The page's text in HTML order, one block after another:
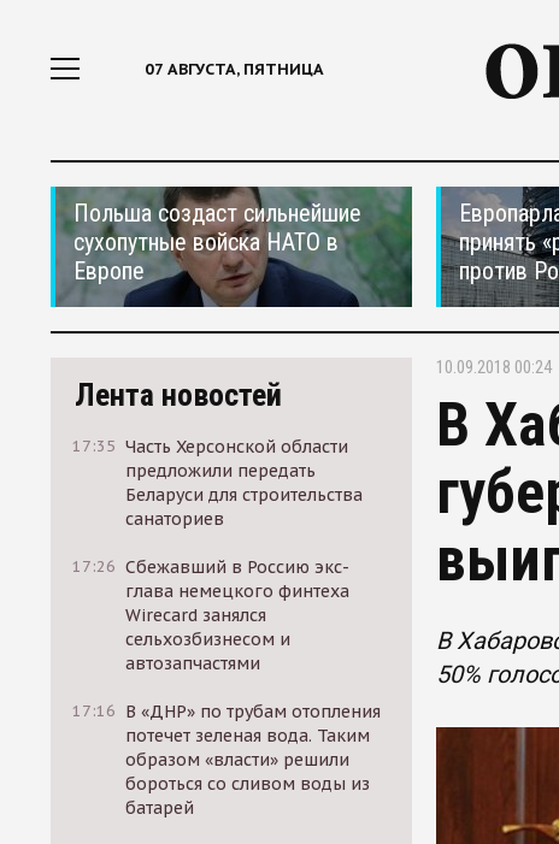
07 АВГУСТА, ПЯТНИЦА
Польша создаст сильнейшие
сухопутные войска НАТО в
Европе
принять
против
Лента новостей
17:35 Часть Херсонской области
предложили передать
Беларуси для строительства
санаториев
17:26 Сбежавший в Россию экс-
глава немецкого финтеха
Wirecard занялся
сельхозбизнесом и
автозапчастями
17:16 В «ДНР» по трубам отопления
потечет зеленая вода. Таким
образом «власти» решили
бороться со сливом воды из
батарей
10.09.2018 00:24
В
В
50%